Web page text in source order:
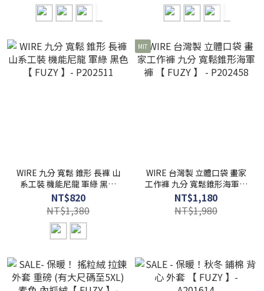
WIRE 九分 寬鬆 錐形 長褲 山
系工裝 機能尼龍 軍綠 黑色
【 FUZY 】- P202511
NT$820
NT$1,380
MIT
WIRE 台灣製 立體口袋 畫家
工作褲 九分 寬鬆錐形海軍褲
【 FUZY 】 - P202458
NT$1,180
NT$1,980